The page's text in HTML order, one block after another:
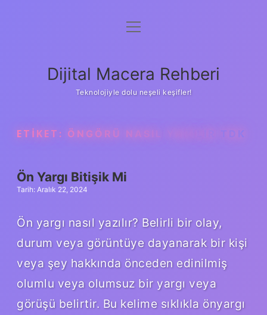
Anasayfa
Yasal Uyarı
menüyü
Dijital Macera Rehberi
Teknolojiyle dolu neşeli keşifler!
ETIKET: ÖNGÖRÜ NASIL YAZILIR TDK
Ön Yargı Bitişik Mi
Tarih: Aralık 22, 2024
Ön yargı nasıl yazılır? Belirli bir olay,
durum veya görüntüye dayanarak bir kişi
veya şey hakkında önceden edinilmiş
olumlu veya olumsuz bir yargı veya
görüşü belirtir. Bu kelime sıklıkla önyargı